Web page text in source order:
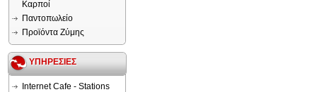
Καρποί
Παντοπωλείο
Προϊόντα Ζύμης
ΥΠΗΡΕΣΙΕΣ
Internet Cafe - Stations